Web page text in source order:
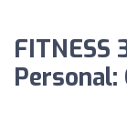
FITNESS
Personal: